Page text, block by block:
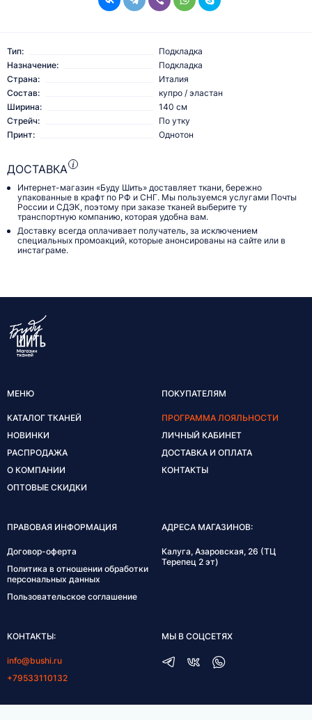
Тип:
Подкладка
Назначение:
Подкладка
Страна:
Италия
Состав:
купро / эластан
Ширина:
140 см
Стрейч:
По утку
Принт:
Однотон
ДОСТАВКА
Интернет-магазин «Буду Шить» доставляет ткани, бережно
упакованные в крафт по РФ и СНГ. Мы пользуемся услугами Почты
России и СДЭК, поэтому при заказе тканей выберите ту
транспортную компанию, которая удобна вам.
Доставку всегда оплачивает получатель, за исключением
специальных промоакций, которые анонсированы на сайте или в
инстаграме.
МЕНЮ
КАТАЛОГ ТКАНЕЙ
НОВИНКИ
РАСПРОДАЖА
О КОМПАНИИ
ОПТОВЫЕ СКИДКИ
ПОКУПАТЕЛЯМ
ПРОГРАММА ЛОЯЛЬНОСТИ
ЛИЧНЫЙ КАБИНЕТ
ДОСТАВКА И ОПЛАТА
КОНТАКТЫ
ПРАВОВАЯ ИНФОРМАЦИЯ
Договор-оферта
Политика в отношении обработки
персональных данных
Пользовательское соглашение
АДРЕСА МАГАЗИНОВ:
Калуга, Азаровская, 26 (ТЦ
Терепец 2 эт)
КОНТАКТЫ:
info@bushi.ru
+79533110132
МЫ В СОЦСЕТЯХ